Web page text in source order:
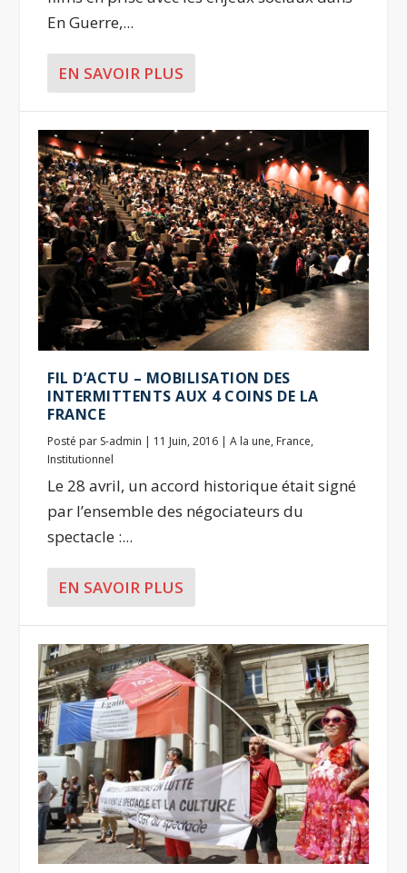
En Guerre,...
EN SAVOIR PLUS
FIL D’ACTU – MOBILISATION DES
INTERMITTENTS AUX 4 COINS DE LA
FRANCE
Posté par S-admin | 11 Juin, 2016 |A la une, France,
Institutionnel
Le 28 avril, un accord historique était signé
par l’ensemble des négociateurs du
spectacle :...
EN SAVOIR PLUS